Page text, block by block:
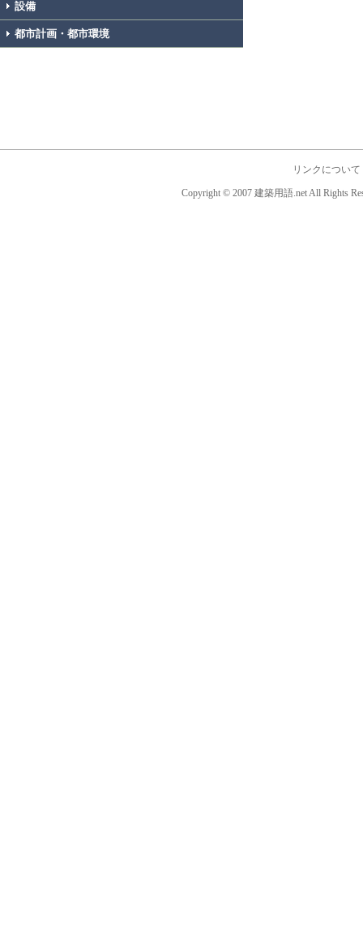
設備
都市計画・都市環境
リンクについて
Copyright © 2007 建築用語.net All Rights